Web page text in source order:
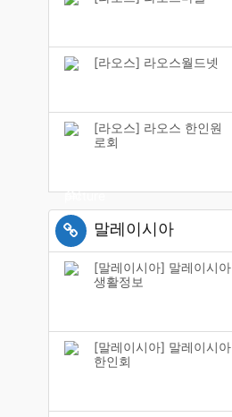
[라오스] 라오스월드넷
[라오스] 라오스 한인원
로회
말레이시아
[말레이시아] 말레이시아
생활정보
[말레이시아] 말레이시아
한인회